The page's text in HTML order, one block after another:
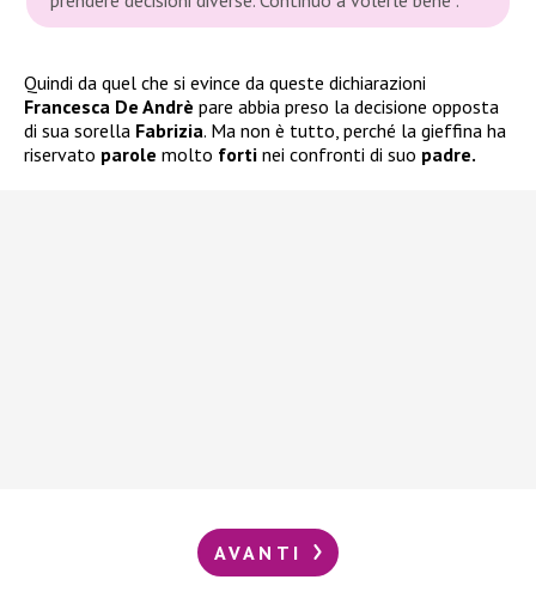
Quindi da quel che si evince da queste dichiarazioni
Francesca De Andrè pare abbia preso la decisione opposta
di sua sorella Fabrizia. Ma non è tutto, perché la gieffina ha
riservato parole molto forti nei confronti di suo padre.
AVANTI